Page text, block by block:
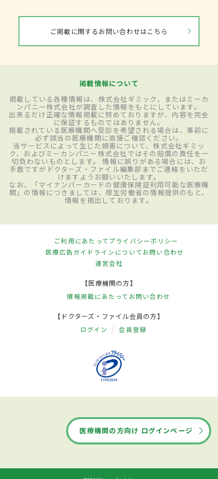
ご掲載に関するお問い合わせはこちら
掲載情報について
掲載している各種情報は、株式会社ギミック、またはミーカ
ンパニー株式会社が調査した情報をもとにしています。
出来るだけ正確な情報掲載に努めておりますが、内容を完全
に保証するものではありません。
掲載されている医療機関へ受診を希望される場合は、事前に
必ず該当の医療機関に直接ご確認ください。
当サービスによって生じた損害について、株式会社ギミッ
ク、およびミーカンパニー株式会社ではその賠償の責任を一
切負わないものとします。 情報に誤りがある場合には、お
手数ですがドクターズ・ファイル編集部までご連絡をいただ
けますようお願いいたします。
なお、「マイナンバーカードの健康保険証利用可能な医療機
関」の情報につきましては、厚生労働省の情報提供のもと、
情報を掲出しております。
ご利用にあたってプライバシーポリシー
医療広告ガイドラインについてお問い合わせ
運営会社
【医療機関の方】
情報掲載にあたって お問い合わせ
【ドクターズ・ファイル会員の方】
ログイン 会員登録
医療機関の方向け ログインページ